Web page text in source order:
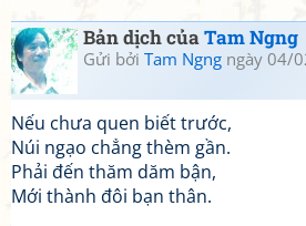
Bản dịch củaTam Ngng
Gửi bởi Tam Ngng ngày 04/
Nếu chưa quen biết trước,
Núi ngạo chẳng thèm gần.
Phải đến thăm dăm bận,
Mới thành đôi bạn thân.